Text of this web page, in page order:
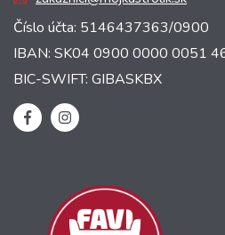
Číslo účta: 5146437363/0900
IBAN: SK04 0900 0000 0051
BIC-SWIFT: GIBASKBX